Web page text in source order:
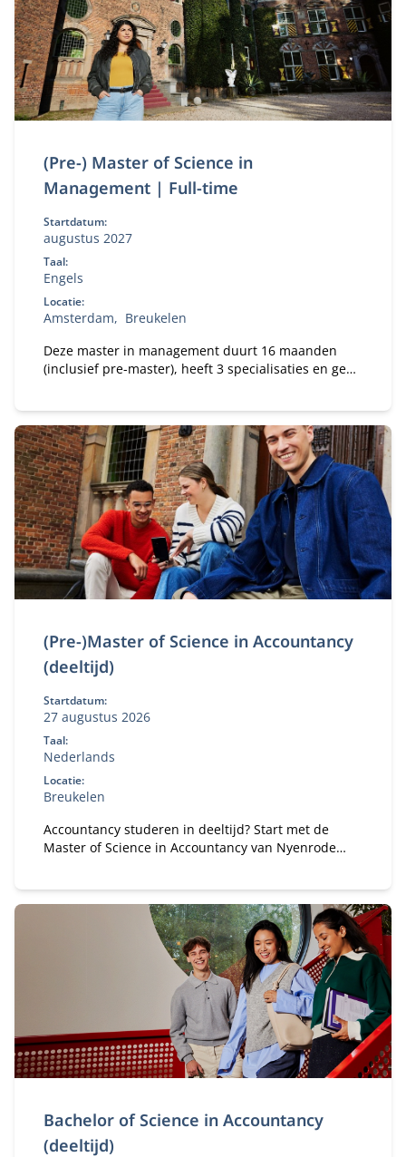
(Pre-) Master of Science in
Management | Full-time
Startdatum:
augustus 2027
Taal:
Engels
Locatie:
Amsterdam
Breukelen
Deze master in management duurt 16 maanden
(inclusief pre-master), heeft 3 specialisaties en geeft
(Pre-)Master of Science in Accountancy
(deeltijd)
Startdatum:
27 augustus 2026
Taal:
Nederlands
Locatie:
Breukelen
Accountancy studeren in deeltijd? Start met de
Master of Science in Accountancy van Nyenrode
Bachelor of Science in Accountancy
(deeltijd)